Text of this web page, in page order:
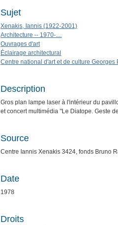
Sujet
Xenakis, Iannis (1922-2001)
Architecture -- 1970-....
Ouvrages d'art
Éclairage architectural
Centre national d'art et de culture Georges
Description
Gros plan lampe laser à l'intérieur du
et concert multimédia "Le Diatope. Geste
Source
Centre Iannis Xenakis 3424, fonds Bruno
Date
1978
Droits